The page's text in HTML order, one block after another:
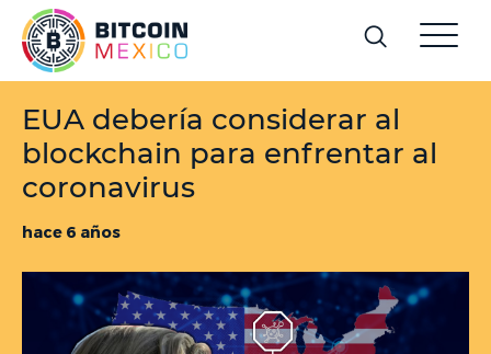
EUA debería considerar al
blockchain para enfrentar al
coronavirus
hace 6 años